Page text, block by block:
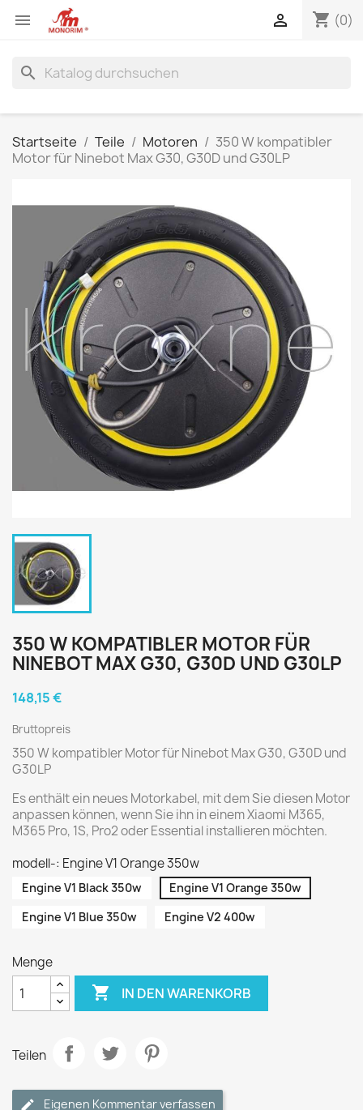
 shopping_cart (0)

search
Startseite Teile Motoren
350 W kompatibler
Motor für Ninebot Max G30, G30D und G30LP
350 W KOMPATIBLER MOTOR FÜR
NINEBOT MAX G30, G30D UND G30LP
148,15 €
Bruttopreis
350 W kompatibler Motor für Ninebot Max G30, G30D und
G30LP
Es enthält ein neues Motorkabel, mit dem Sie diesen Motor
anpassen können, wenn Sie ihn in einem Xiaomi M365,
M365 Pro, 1S, Pro2 oder Essential installieren möchten.
modell-: Engine V1 Orange 350w
Engine V1 Black 350w
Engine V1 Orange 350w
Engine V1 Blue 350w
Engine V2 400w
Menge
 IN DEN WARENKORB
Teilen
Eigenen Kommentar verfassen